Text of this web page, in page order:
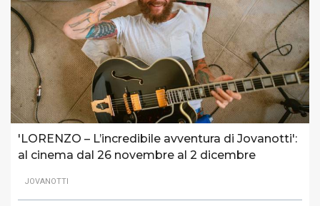
'LORENZO – L’incredibile avventura di Jovanotti':
al cinema dal 26 novembre al 2 dicembre
JOVANOTTI